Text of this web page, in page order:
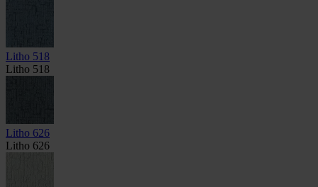
Litho 518
Litho 518
Litho 626
Litho 626